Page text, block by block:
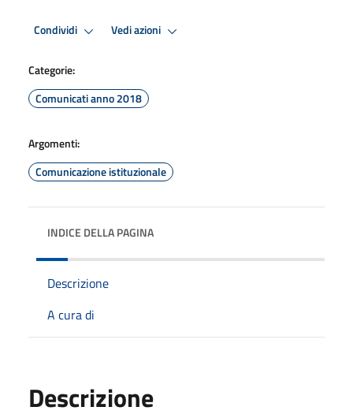
Condividi Vedi azioni
Categorie:
Comunicati anno 2018
Argomenti:
Comunicazione istituzionale
INDICE DELLA PAGINA
Descrizione
A cura di
Descrizione